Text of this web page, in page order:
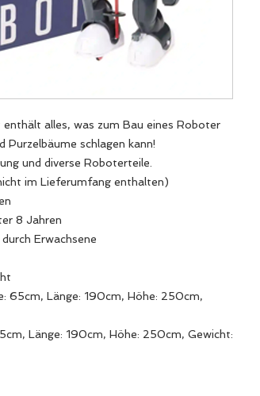
alles, was zum Bau eines Roboter
schlagen kann!
und diverse Roboterteile.
im Lieferumfang enthalten)
8 Jahren
Erwachsene
65cm, Länge: 190cm, Höhe: 250cm,
Länge: 190cm, Höhe: 250cm, Gewicht: